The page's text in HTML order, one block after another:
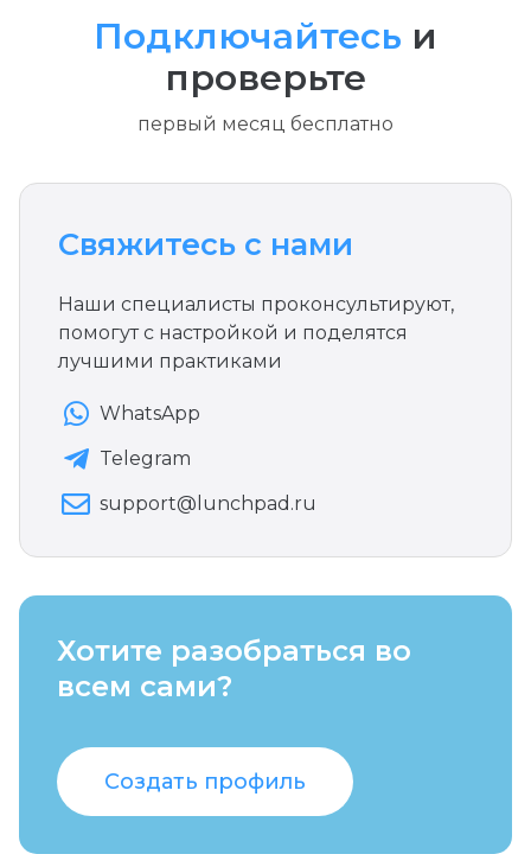
Подключайтесь и
проверьте
первый месяц бесплатно
Свяжитесь с нами
Наши специалисты проконсультируют,
помогут с настройкой и поделятся
лучшими практиками
WhatsApp
Telegram
support@lunchpad.ru
Хотите разобраться во
всем сами?
Создать профиль